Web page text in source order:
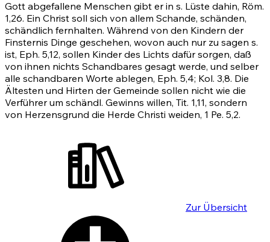
Gott abgefallene Menschen gibt er in s. Lüste dahin, Röm.
1,26. Ein Christ soll sich von allem Schande, schänden,
schändlich fernhalten. Während von den Kindern der
Finsternis Dinge geschehen, wovon auch nur zu sagen s.
ist, Eph. 5,12, sollen Kinder des Lichts dafür sorgen, daß
von ihnen nichts Schandbares gesagt werde, und selber
alle schandbaren Worte ablegen, Eph. 5,4; Kol. 3,8. Die
Ältesten und Hirten der Gemeinde sollen nicht wie die
Verführer um schändl. Gewinns willen, Tit. 1,11, sondern
von Herzensgrund die Herde Christi weiden, 1 Pe. 5,2.
Zur Übersicht